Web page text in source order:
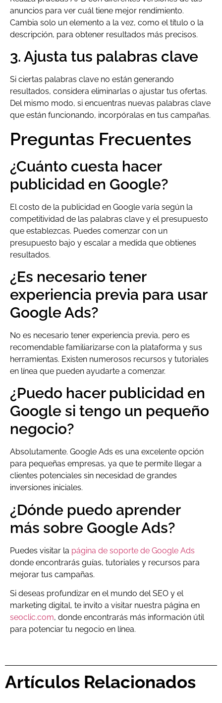
anuncios para ver cuál tiene mejor rendimiento.
Cambia solo un elemento a la vez, como el título o la
descripción, para obtener resultados más precisos.
3. Ajusta tus palabras clave
Si ciertas palabras clave no están generando
resultados, considera eliminarlas o ajustar tus ofertas.
Del mismo modo, si encuentras nuevas palabras clave
que están funcionando, incorpóralas en tus campañas.
Preguntas Frecuentes
¿Cuánto cuesta hacer
publicidad en Google?
El costo de la publicidad en Google varía según la
competitividad de las palabras clave y el presupuesto
que establezcas. Puedes comenzar con un
presupuesto bajo y escalar a medida que obtienes
resultados.
¿Es necesario tener
experiencia previa para usar
Google Ads?
No es necesario tener experiencia previa, pero es
recomendable familiarizarse con la plataforma y sus
herramientas. Existen numerosos recursos y tutoriales
en línea que pueden ayudarte a comenzar.
¿Puedo hacer publicidad en
Google si tengo un pequeño
negocio?
Absolutamente. Google Ads es una excelente opción
para pequeñas empresas, ya que te permite llegar a
clientes potenciales sin necesidad de grandes
inversiones iniciales.
¿Dónde puedo aprender
más sobre Google Ads?
Puedes visitar la página de soporte de Google Ads
donde encontrarás guías, tutoriales y recursos para
mejorar tus campañas.
Si deseas profundizar en el mundo del SEO y el
marketing digital, te invito a visitar nuestra página en
seoclic.com, donde encontrarás más información útil
para potenciar tu negocio en línea.
Artículos Relacionados